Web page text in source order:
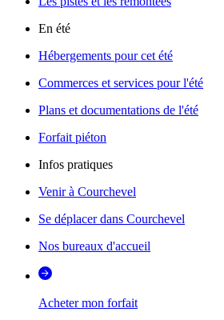
En été
Hébergements pour cet été
Commerces et services pour l'été
Plans et documentations de l'été
Forfait piéton
Infos pratiques
Venir à Courchevel
Se déplacer dans Courchevel
Nos bureaux d'accueil
Acheter mon forfait